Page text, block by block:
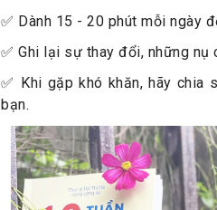
✅ Dành 15 - 20 phút mỗi ngày
✅ Ghi lại sự thay đổi, những nụ
✅ Khi gặp khó khăn, hãy chia
bạn.